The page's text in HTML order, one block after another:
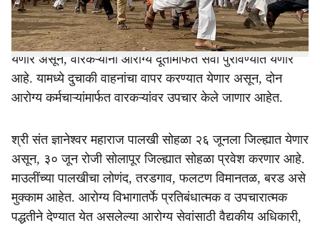
पालखी सोहळ्यासाठी आरोग्य दूत ही नावीन्यपूर्ण संकल्पना राबविण्यात
येणार असून, वारकऱ्यांना आरोग्य दूतामार्फत सेवा पुरविण्यात येणार
आहे. यामध्ये दुचाकी वाहनांचा वापर करण्यात येणार असून, दोन
आरोग्य कर्मचाऱ्यांमार्फत वारकऱ्यांवर उपचार केले जाणार आहेत.
श्री संत ज्ञानेश्वर महाराज पालखी सोहळा २६ जूनला जिल्ह्यात येणार
असून, ३० जून रोजी सोलापूर जिल्ह्यात सोहळा प्रवेश करणार आहे.
माउलींच्या पालखीचा लोणंद, तरडगाव, फलटण विमानतळ, बरड असे
मुक्काम आहेत. आरोग्य विभागातर्फे प्रतिबंधात्मक व उपचारात्मक
पद्धतीने देण्यात येत असलेल्या आरोग्य सेवांसाठी वैद्यकीय अधिकारी,